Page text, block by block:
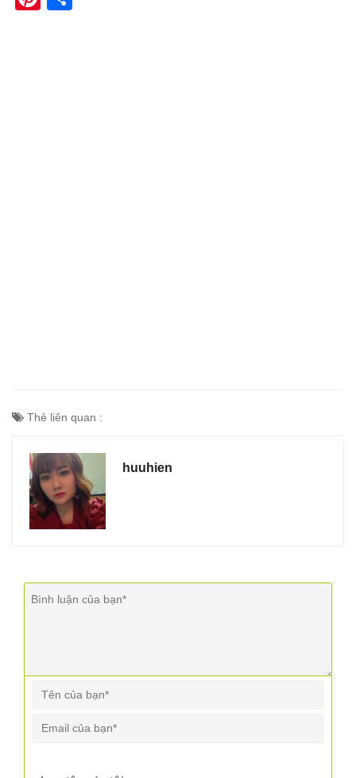
Thẻ liên quan :
huuhien